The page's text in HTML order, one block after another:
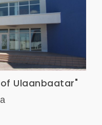
Ulaanbaatar"